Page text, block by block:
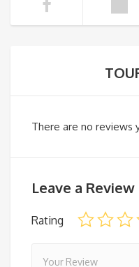
There are no reviews
Leave a Review
Rating